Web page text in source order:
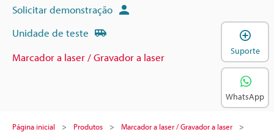
Solicitar demonstração
Unidade de teste
Marcador a laser / Gravador a laser
Página inicial Produtos
Marcador a laser / Gravador a laser
Suporte
WhatsApp